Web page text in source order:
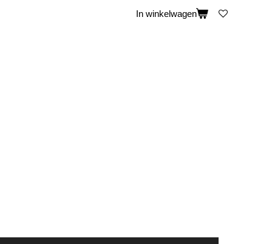
In winkelwagen